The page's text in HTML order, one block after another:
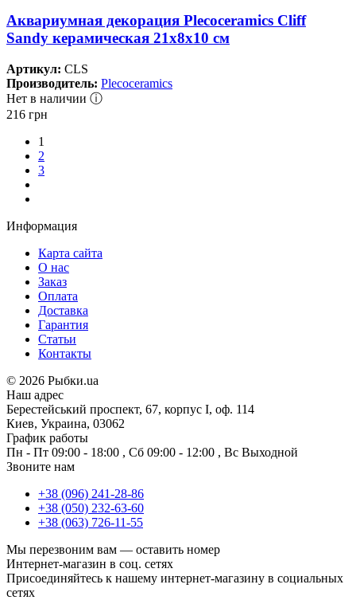
Аквариумная декорация Plecoceramics Cliff
Sandy керамическая 21х8х10 см
Артикул: CLS
Производитель: Plecoceramics
Нет в наличии ⓘ
216 грн
1
2
3
Информация
Карта сайта
О нас
Заказ
Оплата
Доставка
Гарантия
Статьи
Контакты
© 2026 Рыбки.ua
Наш адрес
Берестейський проспект, 67, корпус I, оф. 114
Киев, Украина, 03062
График работы
Пн - Пт 09:00 - 18:00 , Сб 09:00 - 12:00 , Вс Выходной
Звоните нам
+38 (096) 241-28-86
+38 (050) 232-63-60
+38 (063) 726-11-55
Мы перезвоним вам — оставить номер
Интернет-магазин в соц. сетях
Присоединяйтесь к нашему интернет-магазину в социальных
сетях